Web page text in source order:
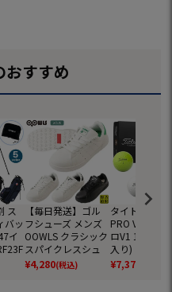
おすすめ
ス
バッ
イ
リ
【毎日発送】ゴル
フシューズ メンズ
OOWLS クラシック
スパイクレスシュ
ーズ JYPRF003 ス
パイクレスシューズ
¥4,280(税込)
タイトリスト
PRO V1 ボー
ロV1 1ダース
入り) ゴルフ
2025年モデル
EIST 日本正
¥7,370